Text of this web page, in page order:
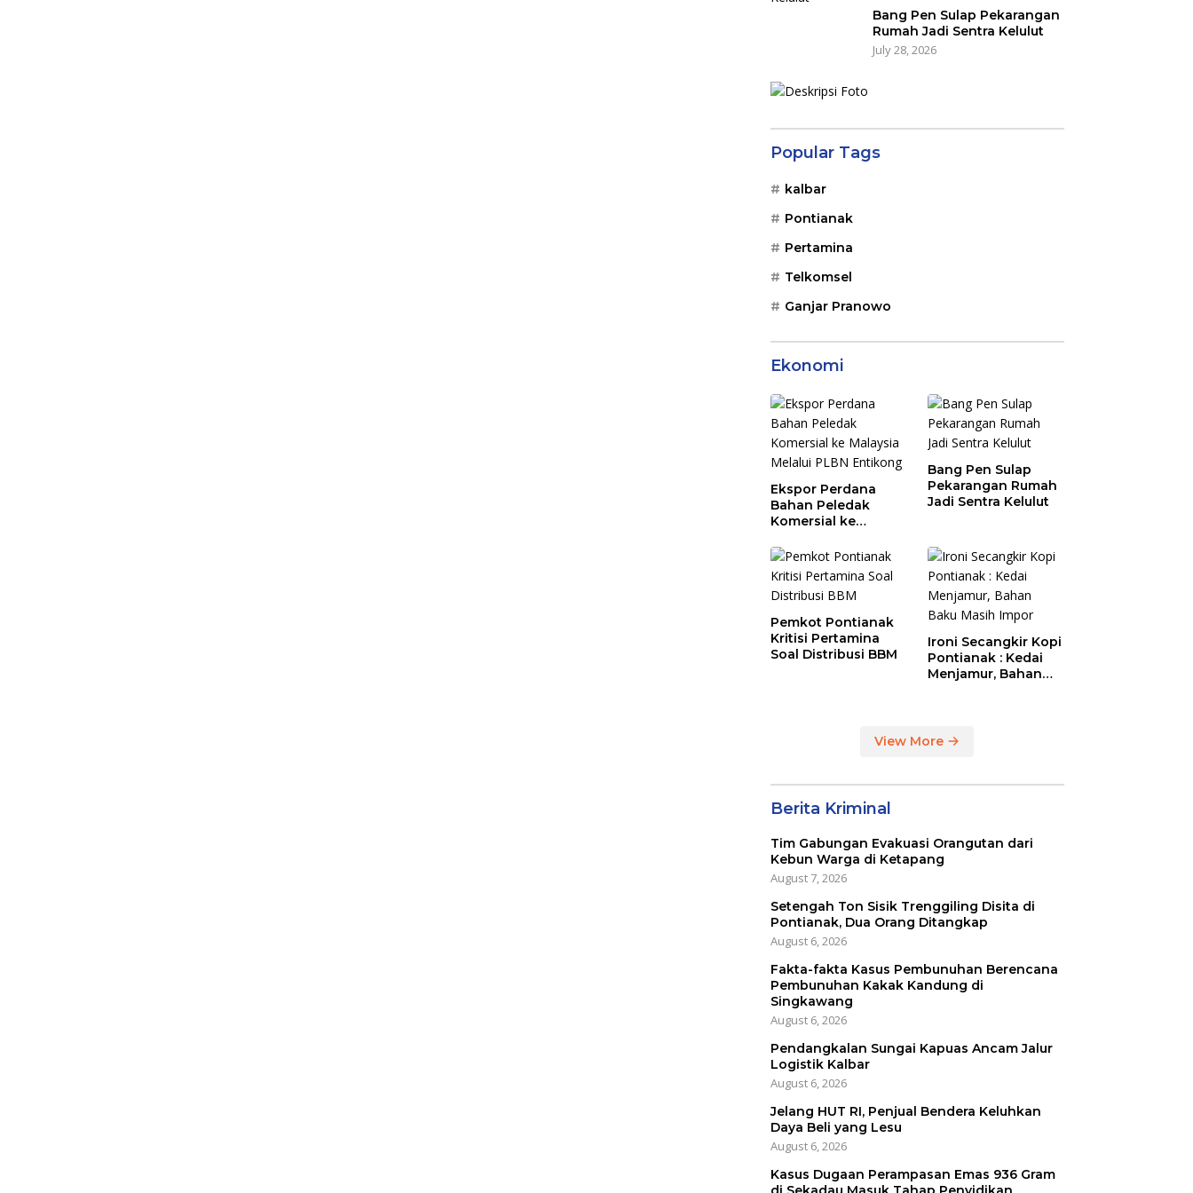
Bang Pen Sulap Pekarangan
Rumah Jadi Sentra Kelulut
July 28, 2026
Popular Tags
kalbar
Pontianak
Pertamina
Telkomsel
Ganjar Pranowo
Ekonomi
Ekspor Perdana
Bahan Peledak
Komersial ke
PLBN Entikong
Bang Pen Sulap
Pekarangan Rumah
Jadi Sentra Kelulut
Pemkot Pontianak
Kritisi Pertamina
Soal Distribusi BBM
Ironi Secangkir Kopi
Pontianak : Kedai
Menjamur, Bahan
View More
Berita Kriminal
Tim Gabungan Evakuasi Orangutan dari
Kebun Warga di Ketapang
August 7, 2026
Setengah Ton Sisik Trenggiling Disita di
Pontianak, Dua Orang Ditangkap
August 6, 2026
Fakta-fakta Kasus Pembunuhan Berencana
Pembunuhan Kakak Kandung di
Singkawang
August 6, 2026
Pendangkalan Sungai Kapuas Ancam Jalur
Logistik Kalbar
August 6, 2026
Jelang HUT RI, Penjual Bendera Keluhkan
Daya Beli yang Lesu
August 6, 2026
Kasus Dugaan Perampasan Emas 936 Gram